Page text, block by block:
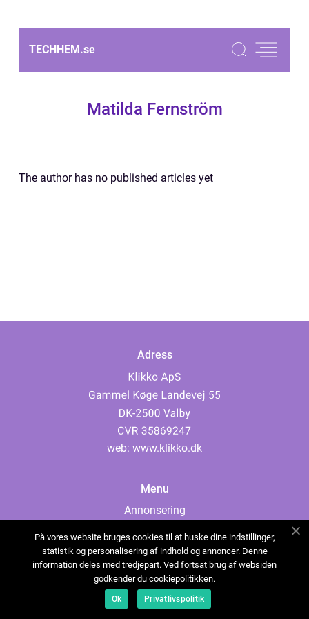
TECHHEM.se
Matilda Fernström
The author has no published articles yet
Adress
web: www.klikko.dk
Menu
Annonsering
Cookies
Kontakta oss
Sitemap
På vores website bruges cookies til at huske dine indstillinger,
statistik og personalisering af indhold og annoncer. Denne
information deles med tredjepart. Ved fortsat brug af websiden
godkender du cookiepolitikken.
Ok Privatlivspolitik